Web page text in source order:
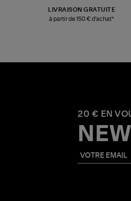
LIVRAISON GRATUITE
à partir de 150 € d'achat*
20 € EN